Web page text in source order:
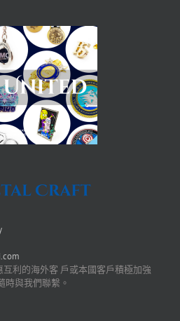
互利的海外客 戶或本國客戶積極加強
時與我們聯繫。